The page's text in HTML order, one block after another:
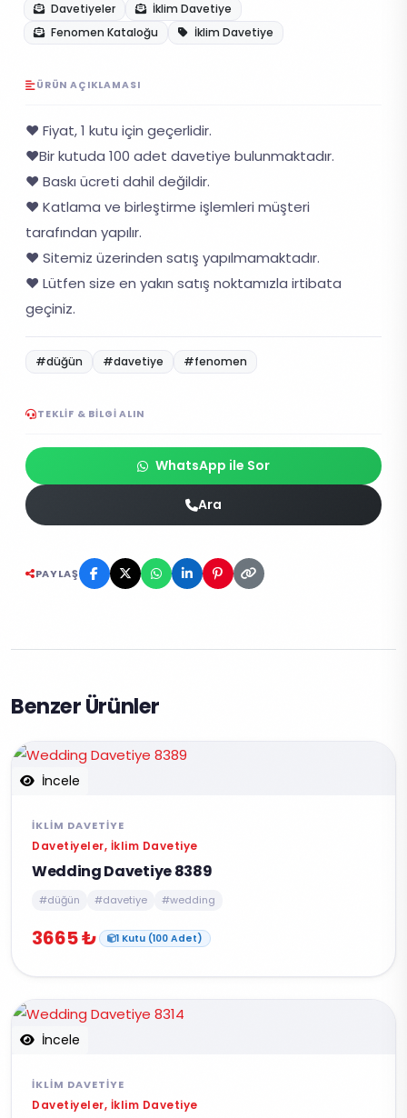
Davetiyeler
İklim Davetiye
Fenomen Kataloğu
İklim Davetiye
ÜRÜN AÇIKLAMASI
❤️ Fiyat, 1 kutu için geçerlidir.
❤️Bir kutuda 100 adet davetiye bulunmaktadır.
❤️ Baskı ücreti dahil değildir.
❤️ Katlama ve birleştirme işlemleri müşteri
tarafından yapılır.
❤️ Sitemiz üzerinden satış yapılmamaktadır.
❤️ Lütfen size en yakın satış noktamızla irtibata
geçiniz.
#düğün #davetiye #fenomen
TEKLIF & BILGI ALIN
WhatsApp ile Sor
Ara
PAYLAŞ
Benzer Ürünler
İncele
İKLIM DAVETIYE
Davetiyeler, İklim Davetiye
Wedding Davetiye 8389
#düğün #davetiye #wedding
3665 ₺ 1 Kutu (100 Adet)
İncele
İKLIM DAVETIYE
Davetiyeler, İklim Davetiye